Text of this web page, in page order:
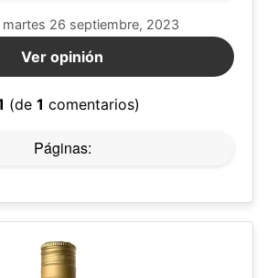
martes 26 septiembre, 2023
Ver opinión
(de 1 comentarios)
Páginas: